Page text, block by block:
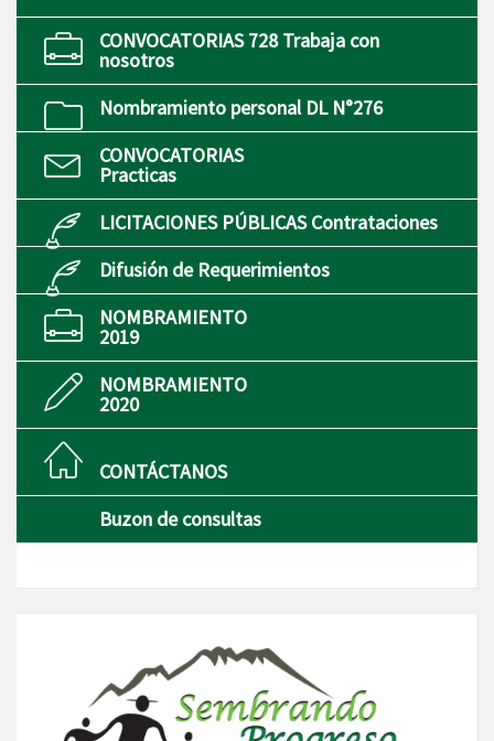
CONVOCATORIAS 728 Trabaja con
nosotros
Nombramiento personal DL N°276
CONVOCATORIAS
Practicas
LICITACIONES PÚBLICAS Contrataciones
Difusión de Requerimientos
NOMBRAMIENTO
2019
NOMBRAMIENTO
2020
CONTÁCTANOS
Buzon de consultas